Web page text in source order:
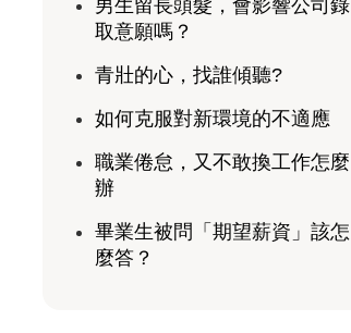
男生留長頭髮，會影響公司錄
取意願嗎？
青壯的心，找誰傾聽?
如何克服對新環境的不適應
職業倦怠，又不敢換工作怎麼
辦
畢業生被問「期望薪資」該怎
麼答？